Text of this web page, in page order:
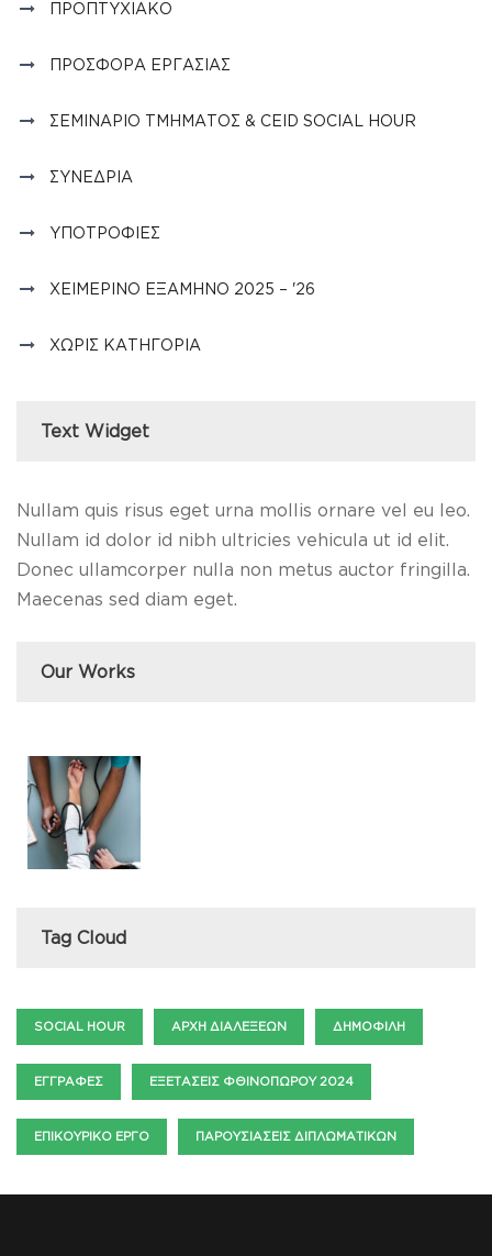
ΠΡΟΠΤΥΧΙΑΚΌ
ΠΡΟΣΦΟΡΆ ΕΡΓΑΣΊΑΣ
ΣΕΜΙΝΆΡΙΟ ΤΜΉΜΑΤΟΣ & CEID SOCIAL HOUR
ΣΥΝΈΔΡΙΑ
ΥΠΟΤΡΟΦΊΕΣ
ΧΕΙΜΕΡΙΝΌ ΕΞΆΜΗΝΟ 2025 – '26
ΧΩΡΊΣ ΚΑΤΗΓΟΡΊΑ
Text Widget
Nullam quis risus eget urna mollis ornare vel eu leo.
Nullam id dolor id nibh ultricies vehicula ut id elit.
Donec ullamcorper nulla non metus auctor fringilla.
Maecenas sed diam eget.
Our Works
Tag Cloud
SOCIAL HOUR ΑΡΧΉ ΔΙΑΛΈΞΕΩΝ ΔΗΜΟΦΙΛΉ
ΕΓΓΡΑΦΈΣ ΕΞΕΤΆΣΕΙΣ ΦΘΙΝΟΠΏΡΟΥ 2024
ΕΠΙΚΟΥΡΙΚΌ ΈΡΓΟ ΠΑΡΟΥΣΙΆΣΕΙΣ ΔΙΠΛΩΜΑΤΙΚΏΝ